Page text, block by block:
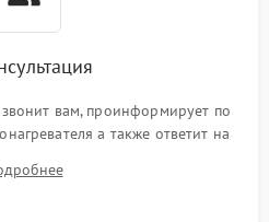
вам, проинформирует по
а также ответит на